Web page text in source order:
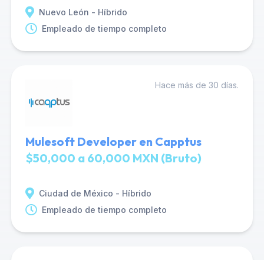
Nuevo León - Híbrido
Empleado de tiempo completo
Hace más de 30 días.
Mulesoft Developer en Capptus
$50,000 a 60,000 MXN (Bruto)
Ciudad de México - Híbrido
Empleado de tiempo completo